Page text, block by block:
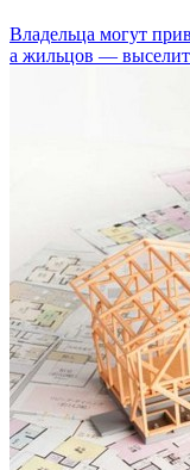
Владельца могут
а жильцов —